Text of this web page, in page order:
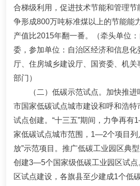
合梯级利用，促进技术节能和管理节
争形成800万吨标准煤以上的节能能
产值比2015年翻一番。
（牵头单位
委，参加单位：自治区经济和信息化
厅、住房城乡建设厅、国资委、机关
部门）
（二）低碳示范试点。 加快推进
市国家低碳试点城市建设和呼和浩特
试点创建。“十三五”期间 ，力争再有1
家低碳试点城市范围 ， 1—2个项目
放”示范项目。推广低碳工业园区典
创建3—5个国家级低碳工业园区试
区试点建设，各旗县至少建成1个低